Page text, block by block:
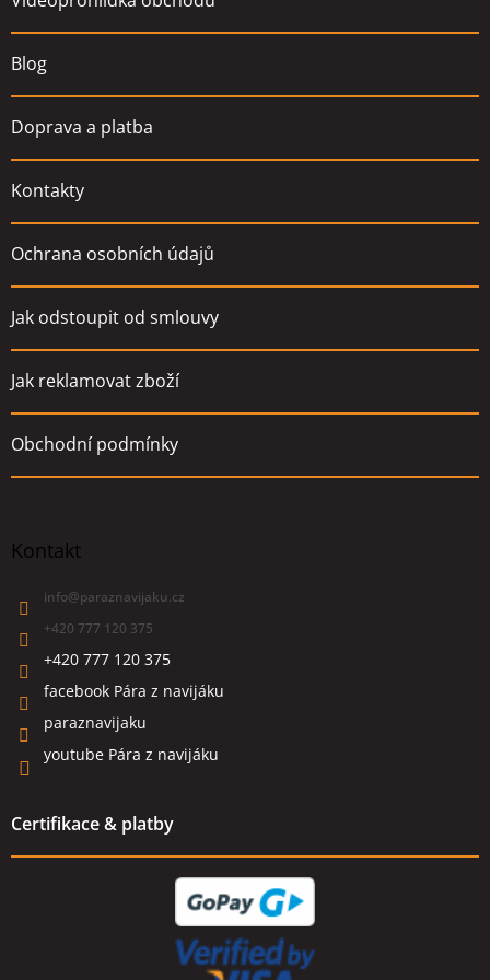
Blog
Doprava a platba
Kontakty
Ochrana osobních údajů
Jak odstoupit od smlouvy
Jak reklamovat zboží
Obchodní podmínky
Kontakt
info@paraznavijaku.cz
+420 777 120 375
+420 777 120 375
facebook Pára z navijáku
paraznavijaku
youtube Pára z navijáku
Certifikace & platby